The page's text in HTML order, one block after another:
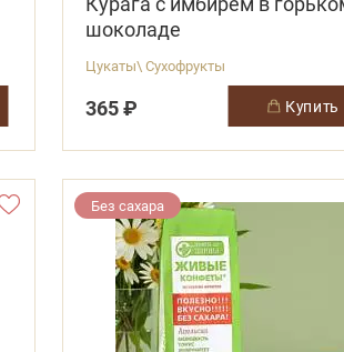
шоколаде
Цукаты\ Сухофрукты
365 ₽ купить
Без сахара